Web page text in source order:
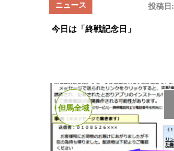
投稿日:
ニュース
今日は「終戦記念日」
但馬全域